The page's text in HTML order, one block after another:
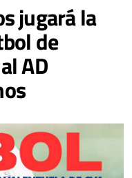
jugará la
de
AD